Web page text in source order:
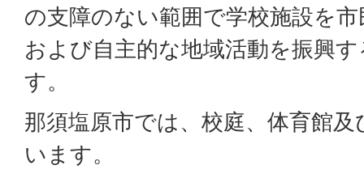
の支障のない範囲で学校施設を
および自主的な地域活動を振興
す。
那須塩原市では、校庭、体育館
います。